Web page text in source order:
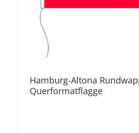
Hamburg-Altona
Querformatflagge